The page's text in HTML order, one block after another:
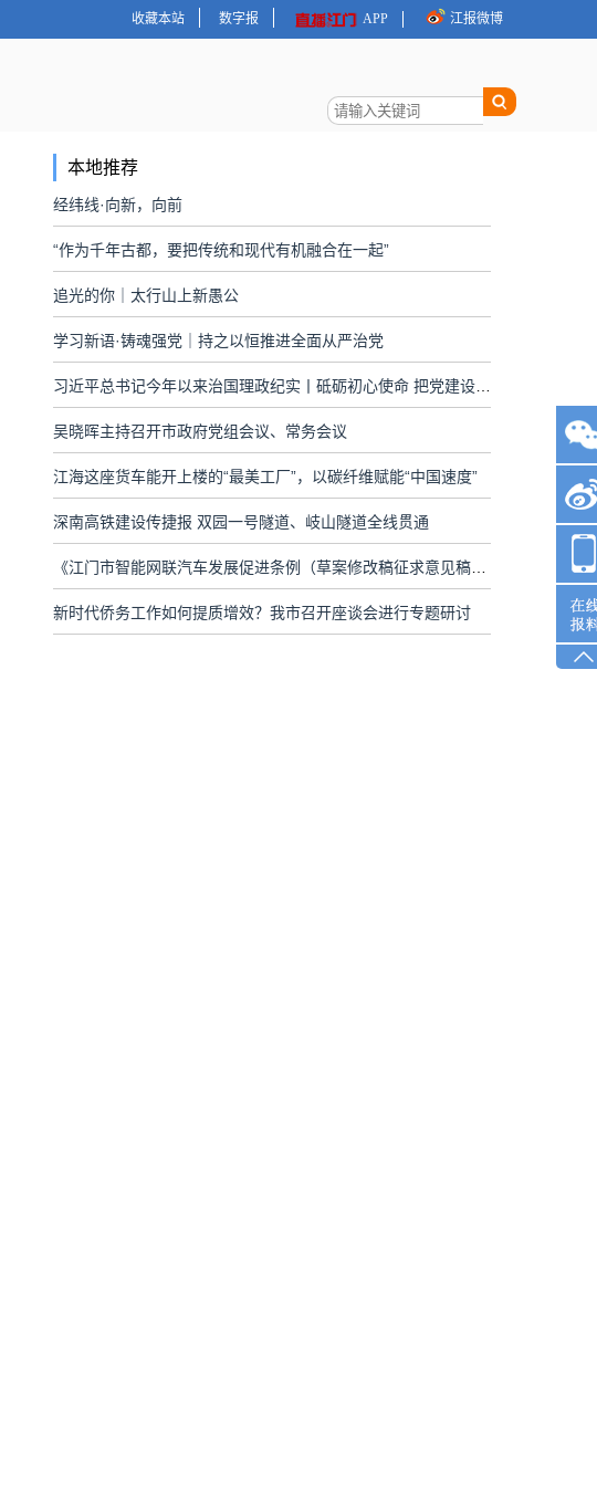
收藏本站 数字报 APP 江报微博
本地推荐
经纬线·向新，向前
“作为千年古都，要把传统和现代有机融合在一起”
追光的你｜太行山上新愚公
学习新语·铸魂强党｜持之以恒推进全面从严治党
吴晓晖主持召开市政府党组会议、常务会议
江海这座货车能开上楼的“最美工厂”，以碳纤维赋能“中国速度”
深南高铁建设传捷报 双园一号隧道、岐山隧道全线贯通
新时代侨务工作如何提质增效？我市召开座谈会进行专题研讨